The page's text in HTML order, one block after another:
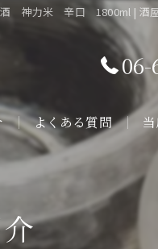
力米 辛口 1800ml | 酒屋は
06-
よくある質問